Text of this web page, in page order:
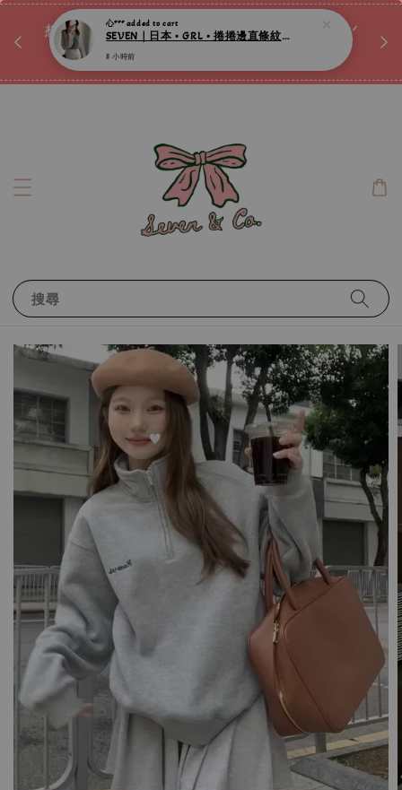
想訂製屬於自己的『水晶手鍊』嗎ꕀ♡ 私訊我們.ᐟ.ᐟ
📣Instagram 這邊按下去
搜尋